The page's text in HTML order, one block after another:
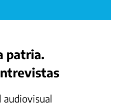
patria.
audiovisual